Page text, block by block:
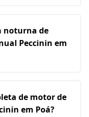
noturna de
Peccinin em
de motor de
em Poá?